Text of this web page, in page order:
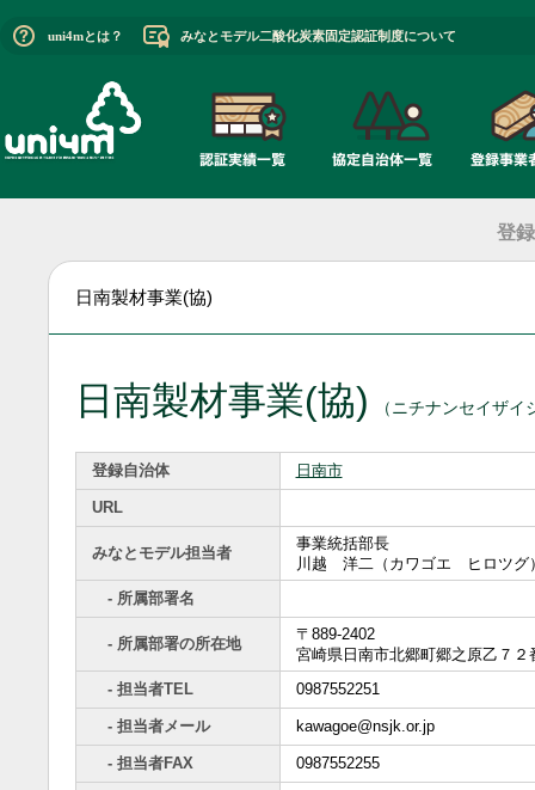
uni4mとは？ みなとモデル二酸化炭素固定認証制度について
登
日南製材事業(協)
日南製材事業(協) （ニチナンセイザ
登録自治体 日南市
URL
みなとモデル担当者
事業統括部長
川越 洋二（カワゴエ ヒロツグ
- 所属部署名
- 所属部署の所在地
〒889-2402
宮崎県日南市北郷町郷之原乙７２
- 担当者TEL
0987552251
- 担当者メール kawagoe@nsjk.or.jp
- 担当者FAX 0987552255